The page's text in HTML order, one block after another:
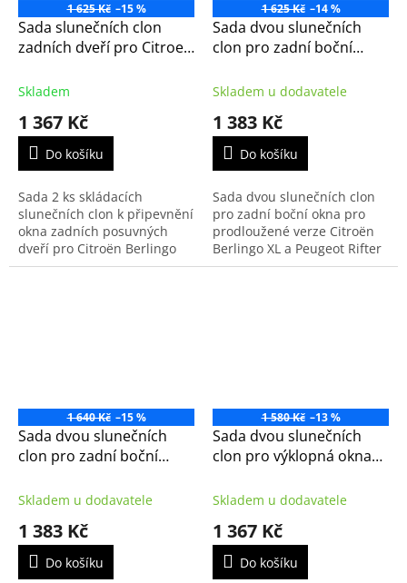
1 625 Kč –15 %
Sada slunečních clon
zadních dveří pro Citroen
Rifter, Opel Combo,
Skladem
1 367 Kč
Do košíku
Sada 2 ks skládacích
slunečních clon k připevnění
okna zadních posuvných
dveří pro Citroën Berlingo
třetí generace 2018-,
1 625 Kč –14 %
Sada dvou slunečních
clon pro zadní boční
Berlingo XL (K9) 2018-
Rifter)
Skladem u dodavatele
1 383 Kč
Do košíku
Sada dvou slunečních clon
pro zadní boční okna pro
prodloužené verze Citroën
Berlingo XL a Peugeot Rifter
XL.
1 640 Kč –15 %
Sada dvou slunečních
clon pro zadní boční
2018- (1628951580,
Skladem u dodavatele
1 383 Kč
Do košíku
1 580 Kč –13 %
Sada dvou slunečních
clon pro výklopná okna
2018- (1628951380,
Skladem u dodavatele
1 367 Kč
Do košíku